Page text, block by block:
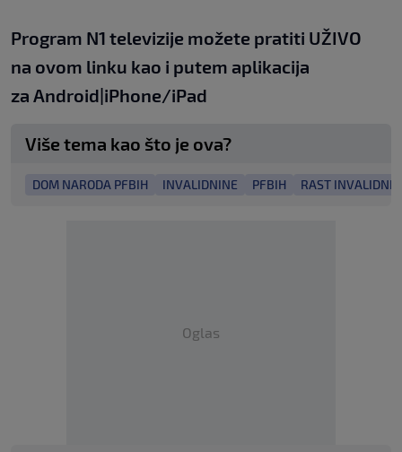
Program N1 televizije možete pratiti UŽIVO
na ovom linku kao i putem aplikacija
za Android|iPhone/iPad
Više tema kao što je ova?
DOM NARODA PFBIH INVALIDNINE PFBIH RAST
Oglas